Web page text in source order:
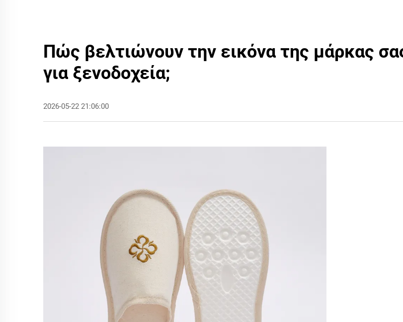
Πώς βελτιώνουν την εικόνα της μάρκας
για ξενοδοχεία;
2026-05-22 21:06:00